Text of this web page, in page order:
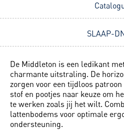
SLAAP-
De Middleton is een ledikant
charmante uitstraling. De
zorgen voor een tijdloos
stof en pootjes naar keuze om
te werken zoals jij het wilt.
lattenbodems voor optimale
ondersteuning.